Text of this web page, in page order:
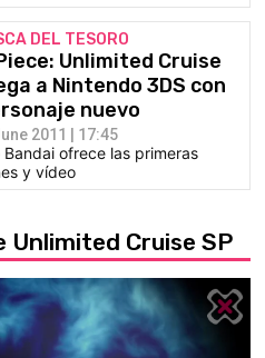
DEL TESORO
Unlimited Cruise
a Nintendo 3DS con
nuevo
2011 | 17:45
Bandai ofrece las primeras
y vídeo
Unlimited Cruise SP